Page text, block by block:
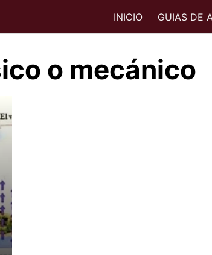
INICIO GUIAS DE
o mecánico